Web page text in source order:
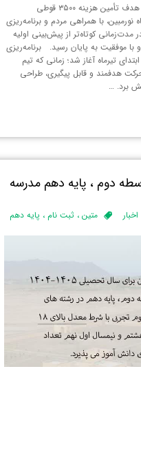
پویش «یک وعده عشق» با هدف تأمین هزینه ۳۵۰۰ قوطی
نورمبین، با همراهی مردم و برنامه‌ریزی
مدت‌زمانی کوتاه‌تر از پیش‌بینی اولیه
موفقیت به پایان رسید. برنامه‌ریزی
تیرماه آغاز شد؛ زمانی که تیم
هدفمند و قابل پیگیری، طراحی
برد. …
دوم ، پایه دهم مدرسه
اخبار متین ، ثبت نام ، پایه دهم